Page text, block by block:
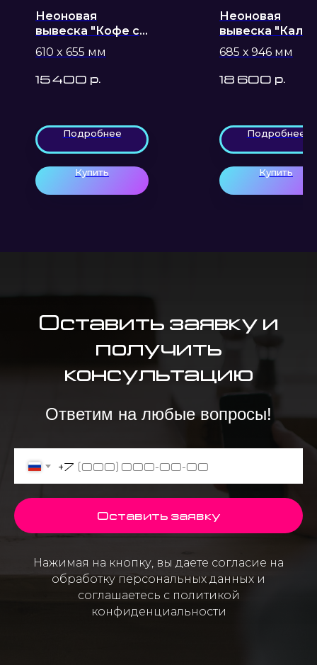
Неоновая
вывеска "Кофе с
собой", 610 x 655
мм
610 x 655 мм
15 400 р.
Подробнее
Купить
Неоновая
вывеска
685 х 946 мм
18 600 р.
Подробнее
Купить
Оставить заявку и
получить
консультацию
Ответим на любые вопросы!
+7
Оставить заявку
Нажимая на кнопку, вы даете согласие на
обработку персональных данных и
соглашаетесь c политикой
конфиденциальности